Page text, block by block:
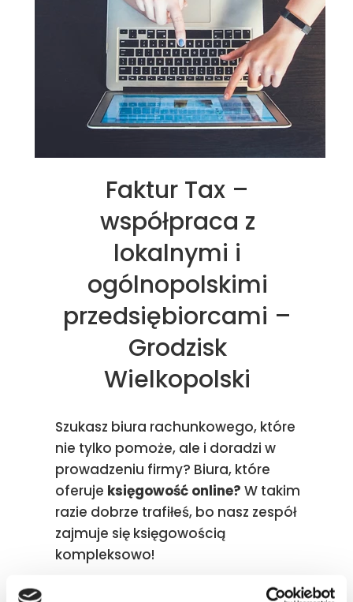
Faktur Tax –
współpraca z
lokalnymi i
ogólnopolskimi
przedsiębiorcami –
Grodzisk
Wielkopolski
Szukasz biura rachunkowego, które
nie tylko pomoże, ale i doradzi w
prowadzeniu firmy? Biura, które
oferuje księgowość online? W takim
razie dobrze trafiłeś, bo nasz zespół
zajmuje się księgowością
kompleksowo!
Idziemy z duchem czasu. Już dawno